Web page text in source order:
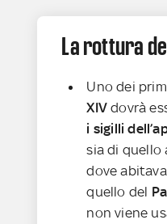
La rottura
Uno dei
XIV dovrà
i sigilli
sia di quello
dove
quello del
non viene